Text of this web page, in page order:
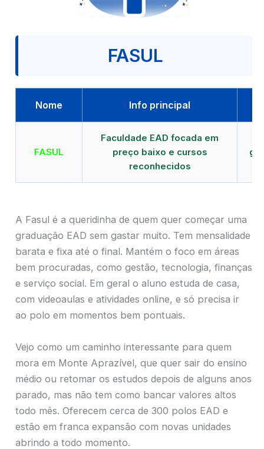
FASUL
Nome Info principal
FASUL
Faculdade EAD focada em
preço baixo e cursos
reconhecidos
A Fasul é a queridinha de quem quer começar uma
graduação EAD sem gastar muito. Tem mensalidade
barata e fixa até o final. Mantém o foco em áreas
bem procuradas, como gestão, tecnologia, finanças
e serviço social. Em geral o aluno estuda de casa,
com videoaulas e atividades online, e só precisa ir
ao polo em momentos bem pontuais.
Vejo como um caminho interessante para quem
mora em Monte Aprazível, que quer sair do ensino
médio ou retomar os estudos depois de alguns anos
parado, mas não tem como bancar valores altos
todo mês. Oferecem cerca de 300 polos EAD e
estão em franca expansão com novas unidades
abrindo a todo momento.